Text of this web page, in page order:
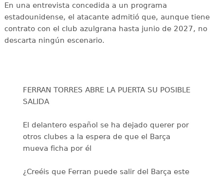
En una entrevista concedida a un programa
estadounidense, el atacante admitió que, aunque tiene
contrato con el club azulgrana hasta junio de 2027, no
descarta ningún escenario.
FERRAN TORRES ABRE LA PUERTA SU POSIBLE
SALIDA
El delantero español se ha dejado querer por
otros clubes a la espera de que el Barça
mueva ficha por él
¿Creéis que Ferran puede salir del Barça este